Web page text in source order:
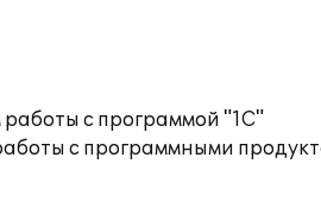
с программой "1С"
с программными